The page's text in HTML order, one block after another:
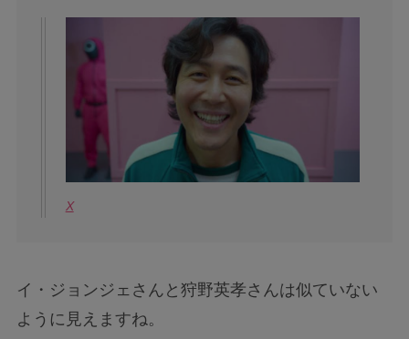
X
イ・ジョンジェさんと狩野英孝さんは似ていない
ように見えますね。